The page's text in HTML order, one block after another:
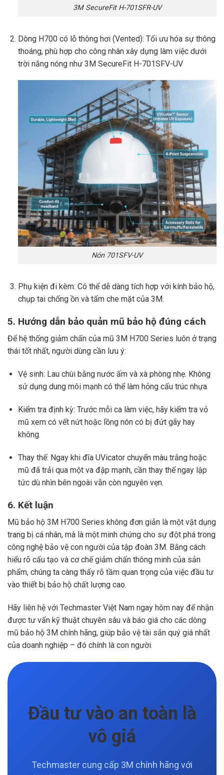
3M SecureFit H-701SFR-UV
Dòng H700 có lỗ thông hơi (Vented): Tối ưu hóa sự thông
thoáng, phù hợp cho công nhân xây dựng làm việc dưới
trời nắng nóng như 3M SecureFit H-701SFV-UV
Nón 701SFV-UV
Phụ kiện đi kèm: Có thể dễ dàng tích hợp với kính bảo hộ,
chụp tai chống ồn và tấm che mặt của 3M.
5. Hướng dẫn bảo quản mũ bảo hộ đúng cách
Để hệ thống giảm chấn của mũ 3M H700 Series luôn ở trạng
thái tốt nhất, người dùng cần lưu ý:
Vệ sinh: Lau chùi bằng nước ấm và xà phòng nhẹ. Không
sử dụng dung môi mạnh có thể làm hỏng cấu trúc nhựa.
Kiểm tra định kỳ: Trước mỗi ca làm việc, hãy kiểm tra vỏ
mũ xem có vết nứt hoặc lồng nón có bị đứt gãy hay
không.
Thay thế: Ngay khi đĩa UVicator chuyển màu trắng hoặc
mũ đã trải qua một va đập mạnh, cần thay thế ngay lập
tức dù nhìn bên ngoài vẫn còn nguyên vẹn.
6. Kết luận
Mũ bảo hộ 3M H700 Series không đơn giản là một vật dụng
trang bị cá nhân, mà là một minh chứng cho sự đột phá trong
công nghệ bảo vệ con người của tập đoàn 3M. Bằng cách
hiểu rõ cấu tạo và cơ chế giảm chấn thông minh của sản
phẩm, chúng ta càng thấy rõ tầm quan trọng của việc đầu tư
vào thiết bị bảo hộ chất lượng cao.
Hãy liên hệ với Techmaster Việt Nam ngay hôm nay để nhận
được tư vấn kỹ thuật chuyên sâu và báo giá cho các dòng
mũ bảo hộ 3M chính hãng, giúp bảo vệ tài sản quý giá nhất
của doanh nghiệp – đó chính là con người.
Đầu tư vào an toàn là
vô giá
Techmaster cung cấp 3M chính hãng với